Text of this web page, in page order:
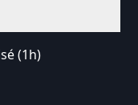
(1h)